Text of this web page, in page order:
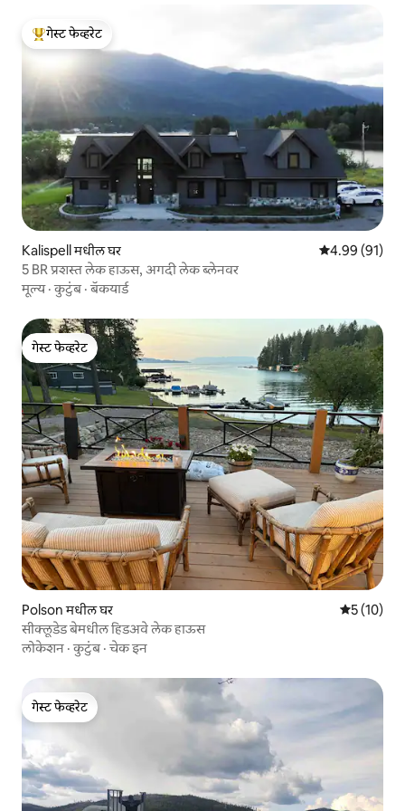
टॉप गेस्ट फेव्हरेट
गेस्ट फेव्हरेट
Kalispell मधील घर 5 पैकी 4.99
4.99 (91)
5 BR प्रशस्त लेक हाऊस, अगदी लेक ब्लेनवर
मूल्य·कुटुंब·बॅकयार्ड
गेस्ट फेव्हरेट
गेस्ट फेव्हरेट
Polson मधील घर 5 पैकी 5
5 (10)
सीक्लूडेड बेमधील हिडअवे लेक हाऊस
लोकेशन ·कुटुंब·चेक इन
गेस्ट फेव्हरेट
गेस्ट फेव्हरेट